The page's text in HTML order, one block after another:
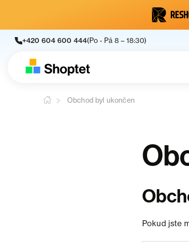
+420 604 600 444(Po - Pá 8 – 18:30)
Obchod byl ukončen
Pokud jste